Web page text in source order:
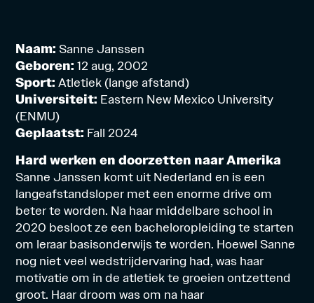
Naam: Sanne Janssen
Geboren: 12 aug, 2002
Sport: Atletiek (lange afstand)
Universiteit: Eastern New Mexico University
(ENMU)
Geplaatst: Fall 2024
Hard werken en doorzetten naar Amerika
Sanne Janssen komt uit Nederland en is een
langeafstandsloper met een enorme drive om
beter te worden. Na haar middelbare school in
2020 besloot ze een bacheloropleiding te starten
om leraar basisonderwijs te worden. Hoewel Sanne
nog niet veel wedstrijdervaring had, was haar
motivatie om in de atletiek te groeien ontzettend
groot. Haar droom was om na haar